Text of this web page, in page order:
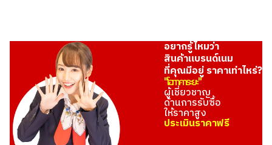
อยากรู้ไหมว่า
สินค้าแบรนด์เนม
ที่คุณมีอยู่ ราคาเท่าไหร่?
"โอทาคาระยะ"
ผู้เชี่ยวชาญ
ด้านการรับซื้อ
ให้ราคาสูง
ประเมินราคาฟรี